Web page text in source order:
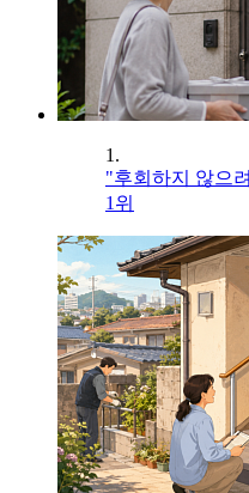
1.
"후회하지 않으
1위